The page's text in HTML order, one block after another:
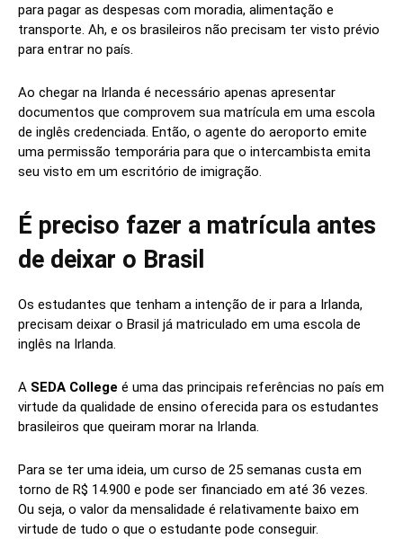
para pagar as despesas com moradia, alimentação e
transporte. Ah, e os brasileiros não precisam ter visto prévio
para entrar no país.
Ao chegar na Irlanda é necessário apenas apresentar
documentos que comprovem sua matrícula em uma escola
de inglês credenciada. Então, o agente do aeroporto emite
uma permissão temporária para que o intercambista emita
seu visto em um escritório de imigração.
É preciso fazer a matrícula antes
de deixar o Brasil
Os estudantes que tenham a intenção de ir para a Irlanda,
precisam deixar o Brasil já matriculado em uma escola de
inglês na Irlanda.
A SEDA College é uma das principais referências no país em
virtude da qualidade de ensino oferecida para os estudantes
brasileiros que queiram morar na Irlanda.
Para se ter uma ideia, um curso de 25 semanas custa em
torno de R$ 14.900 e pode ser financiado em até 36 vezes.
Ou seja, o valor da mensalidade é relativamente baixo em
virtude de tudo o que o estudante pode conseguir.